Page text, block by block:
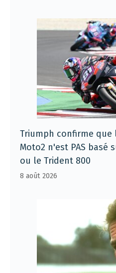
Triumph confirme
Moto2 n'est PAS basé
ou le Trident 800
8 août 2026